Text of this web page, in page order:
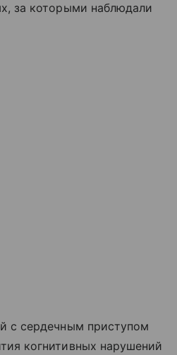
за которыми наблюдали
с сердечным приступом
когнитивных нарушений